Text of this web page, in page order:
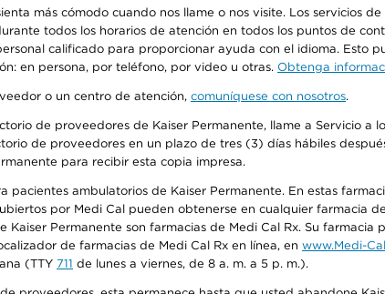
más cómodo cuando nos llame o nos visite. Los servicios
todos los horarios de atención en todos los puntos de
calificado para proporcionar ayuda con el idioma. Esto
en persona, por teléfono, por video u otras. Obtenga
o un centro de atención, comuníquese con nosotros.
de proveedores de Kaiser Permanente, llame a Servicio a
de proveedores en un plazo de tres (3) días hábiles
para recibir esta copia impresa.
pacientes ambulatorios de Kaiser Permanente. En estas
por Medi Cal pueden obtenerse en cualquier farmacia
Permanente son farmacias de Medi Cal Rx. Su
de farmacias de Medi Cal Rx en línea, en www.Medi-
(TTY 711 de lunes a viernes, de 8 a. m. a 5 p. m.).